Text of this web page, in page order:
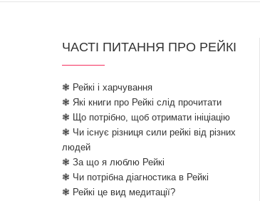
ЧАСТІ ПИТАННЯ ПРО РЕЙКІ
❃ Рейкі і харчування
❃ Які книги про Рейкі слід прочитати
❃ Що потрібно, щоб отримати ініціацію
❃ Чи існує різниця сили рейкі від різних
людей
❃ За що я люблю Рейкі
❃ Чи потрібна діагностика в Рейкі
❃ Рейкі це вид медитації?